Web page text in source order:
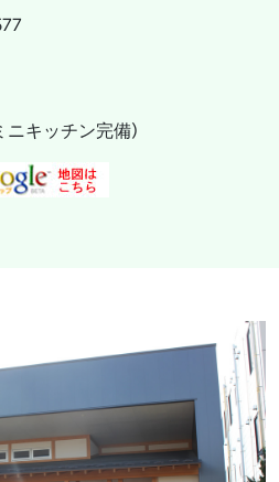
ニキッチン完備)